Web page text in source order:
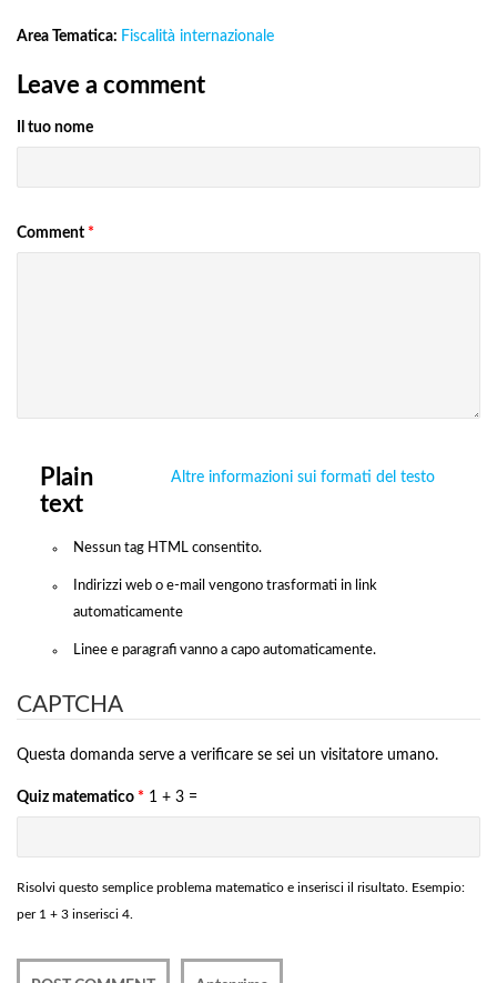
Area Tematica: Fiscalità internazionale
Leave a comment
Il tuo nome
Comment *
Altre informazioni sui formati del testo
Plain
text
Nessun tag HTML consentito.
Indirizzi web o e-mail vengono trasformati in link
automaticamente
Linee e paragrafi vanno a capo automaticamente.
CAPTCHA
Questa domanda serve a verificare se sei un visitatore umano.
Quiz matematico * 1 + 3 =
Risolvi questo semplice problema matematico e inserisci il risultato. Esempio:
per 1 + 3 inserisci 4.